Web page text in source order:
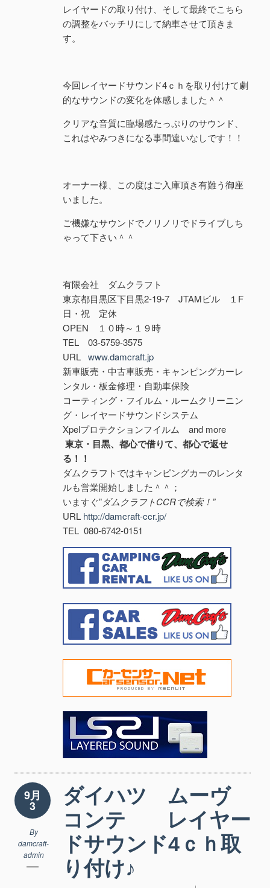
レイヤードの取り付け、そして最終でこちら
の調整をバッチリにして納車させて頂きま
す。
今回レイヤードサウンド4ｃｈを取り付けて劇
的なサウンドの変化を体感しました＾＾
クリアな音質に臨場感たっぷりのサウンド、
これはやみつきになる事間違いなしです！！
オーナー様、この度はご入庫頂き有難う御座
いました。
ご機嫌なサウンドでノリノリでドライブしち
ゃって下さい＾＾
有限会社 ダムクラフト
東京都目黒区下目黒2-19-7 JTAMビル １F
日・祝 定休
OPEN １０時～１９時
TEL 03-5759-3575
URL www.damcraft.jp
新車販売・中古車販売・キャンピングカーレ
ンタル・板金修理・自動車保険
コーティング・フイルム・ルームクリーニン
グ・レイヤードサウンドシステム
Xpelプロテクションフイルム and more
東京・目黒、都心で借りて、都心で返せ
る！！
ダムクラフトではキャンピングカーのレンタ
ルも営業開始しました＾＾；
いますぐ”ダムクラフトCCRで検索！”
URL http://damcraft-ccr.jp/
TEL 080-6742-0151
9月
3
By
damcraft-
admin
ダイハツ ムーヴ
コンテ レイヤー
ドサウンド4ｃｈ取
り付け♪